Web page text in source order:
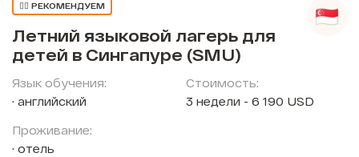
👍🏼 РЕКОМЕНДУЕМ
Летний языковой лагерь для
детей в Сингапуре (SMU)
Язык обучения:
английский
Проживание:
отель
Стоимость:
3 недели - 6 190 USD